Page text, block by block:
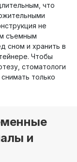
что
не
съемным
сном и хранить в
Чтобы
стоматологи
только
и